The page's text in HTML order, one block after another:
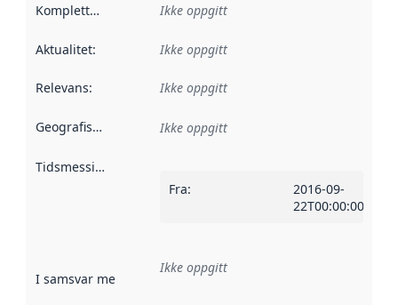
Kompletthet Ikke oppgitt
Aktualitet: Ikke oppgitt
Relevans: Ikke oppgitt
Geografisk avgrensning :
Ikke oppgitt
Tidsmessig avgrensning
Fra:
2016-09-
22T00:00:00Z
I samsvar med Referanse til en implementasjonsregel
Ikke oppgitt